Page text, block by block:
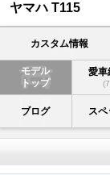
ヤマハ T115
カスタム情報
モデル
トップ
愛車
ブログ スペ